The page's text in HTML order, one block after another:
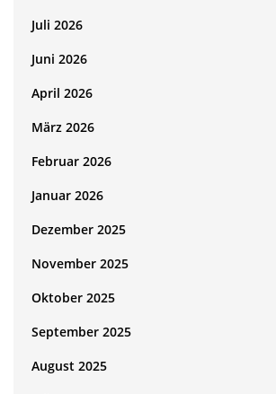
Juli 2026
Juni 2026
April 2026
März 2026
Februar 2026
Januar 2026
Dezember 2025
November 2025
Oktober 2025
September 2025
August 2025